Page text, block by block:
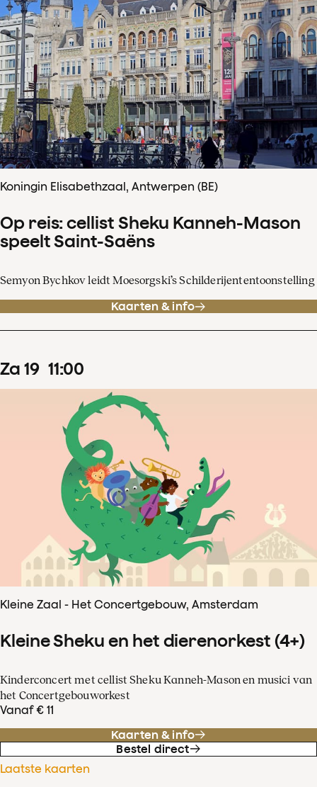
Koningin Elisabethzaal, Antwerpen (BE)
Op reis: cellist Sheku Kanneh-Mason
speelt Saint-Saëns
Semyon Bychkov leidt Moesorgski’s Schilderijententoonstelling
Kaarten & info
za 19 11:00
Kleine Zaal - Het Concertgebouw, Amsterdam
Kleine Sheku en het dierenorkest (4+)
Kinderconcert met cellist Sheku Kanneh-Mason en musici van
het Concertgebouworkest
Vanaf € 11
Kaarten & info
Bestel direct
Laatste kaarten